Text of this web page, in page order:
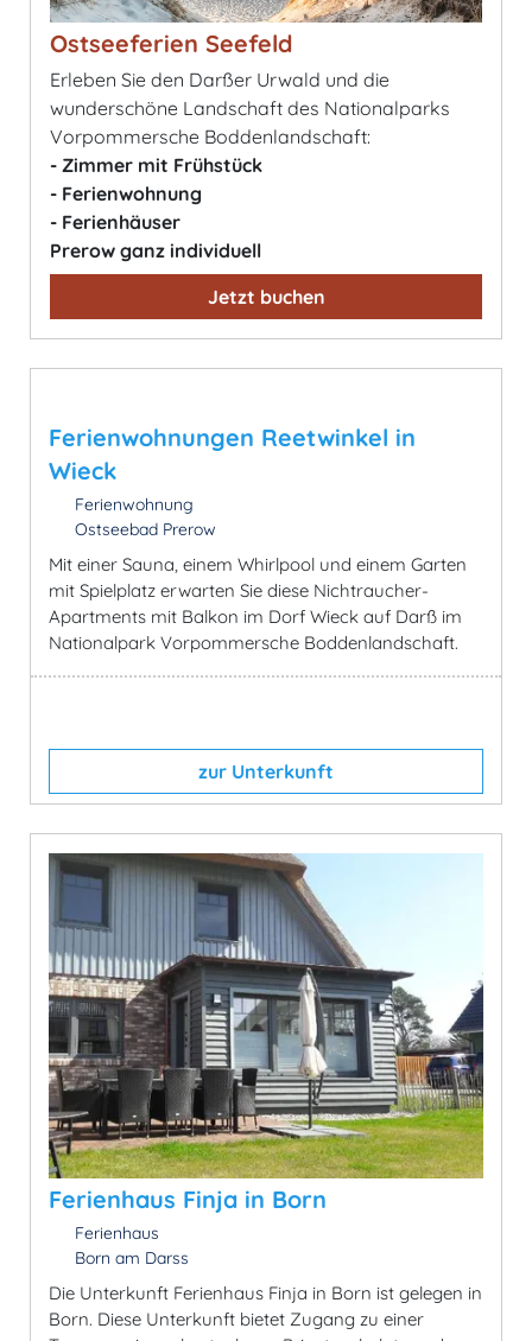
Ostseeferien Seefeld
Erleben Sie den Darßer Urwald und die
wunderschöne Landschaft des Nationalparks
Vorpommersche Boddenlandschaft:
- Zimmer mit Frühstück
- Ferienwohnung
- Ferienhäuser
Prerow ganz individuell
Jetzt buchen
Ferienwohnungen Reetwinkel in
Wieck
Ferienwohnung
Ostseebad Prerow
Mit einer Sauna, einem Whirlpool und einem Garten
mit Spielplatz erwarten Sie diese Nichtraucher-
Apartments mit Balkon im Dorf Wieck auf Darß im
Nationalpark Vorpommersche Boddenlandschaft.
zur Unterkunft
Ferienhaus Finja in Born
Ferienhaus
Born am Darss
Die Unterkunft Ferienhaus Finja in Born ist gelegen in
Born. Diese Unterkunft bietet Zugang zu einer